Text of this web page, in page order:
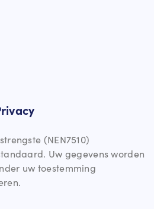
(NEN7510)
Uw gegevens worden
uw toestemming